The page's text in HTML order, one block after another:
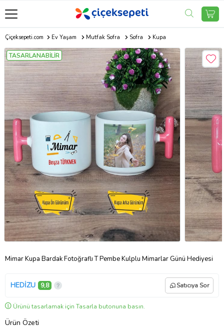
Çiçeksepeti.com Ev Yaşam Mutfak Sofra Sofra Kupa
TASARLANABİLİR
Mimar Kupa Bardak Fotoğraflı T Pembe Kulplu Mimarlar Günü Hediyesi
HEDİZU 9,8 Satıcıya Sor
Ürünü tasarlamak için Tasarla butonuna basın.
Ürün Özeti